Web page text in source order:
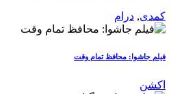
کمدی, درام
فیلم جاشوا: محافظ تمام وقت
اکشن